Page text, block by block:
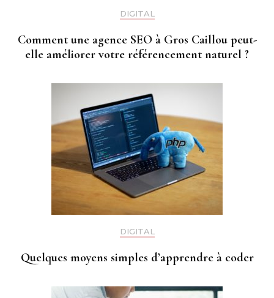
DIGITAL
Comment une agence SEO à Gros Caillou peut-
elle améliorer votre référencement naturel ?
DIGITAL
Quelques moyens simples d’apprendre à coder